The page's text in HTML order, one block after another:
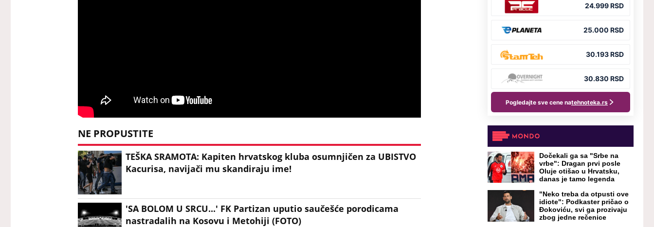
NE PROPUSTITE
TEŠKA SRAMOTA: Kapiten hrvatskog kluba osumnjičen za UBISTVO
Kacurisa, navijači mu skandiraju ime!
'SA BOLOM U SRCU...' FK Partizan uputio saučešće porodicama
nastradalih na Kosovu i Metohiji (FOTO)
Dočekali ga sa "Srbe na
vrbe": Dragan prvi posle
Oluje otišao u Hrvatsku,
danas je tamo legenda
"Neko treba da otpusti ove
idiote": Podkaster pričao o
Đokoviću, svi ga prozivaju
zbog jedne rečenice